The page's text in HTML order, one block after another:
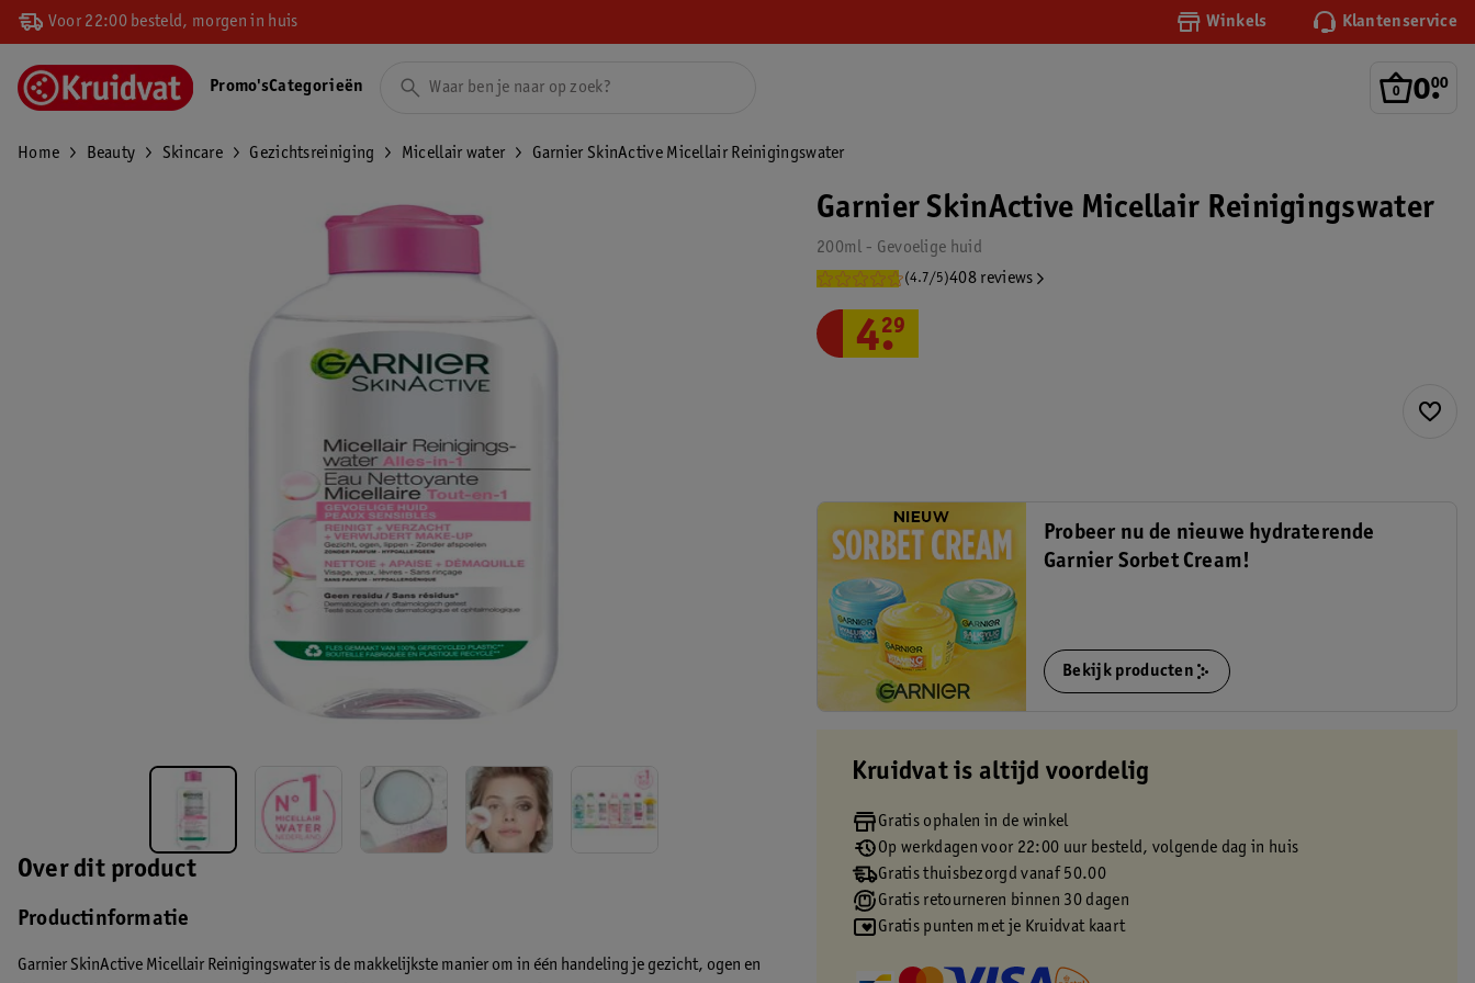
Voor 22:00 besteld, morgen in huis Winkels Klantenservice
0.
00
Promo'sCategorieën
Home Beauty Skincare Gezichtsreiniging Micellair water Garnier SkinActive Micellair Reinigingswater
Over dit product
Productinformatie
Garnier SkinActive Micellair Reinigingswater is de makkelijkste manier om in één handeling je gezicht, ogen en
Garnier SkinActive Micellair Reinigingswater
200ml - Gevoelige huid
(4.7/5)408 reviews
4.
29
Probeer nu de nieuwe hydraterende
Garnier Sorbet Cream!
Bekijk producten
Kruidvat is altijd voordelig
Gratis ophalen in de winkel
Op werkdagen voor 22:00 uur besteld, volgende dag in huis
Gratis thuisbezorgd vanaf 50.00
Gratis retourneren binnen 30 dagen
Gratis punten met je Kruidvat kaart